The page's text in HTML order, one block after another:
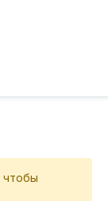
чтобы